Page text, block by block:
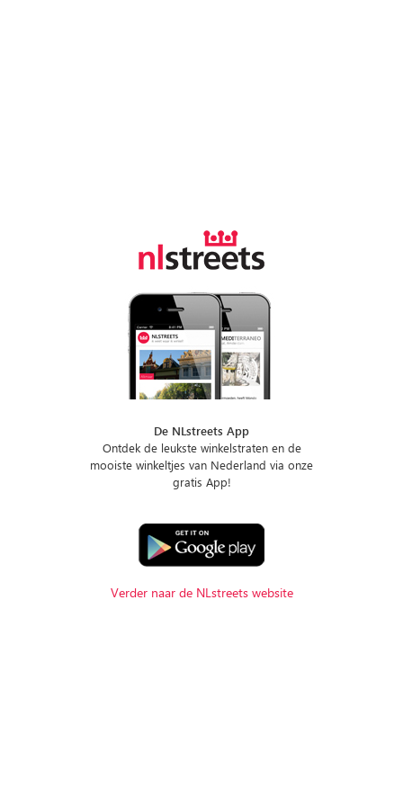
De NLstreets App
Ontdek de leukste winkelstraten en de
mooiste winkeltjes van Nederland via onze
gratis App!
Verder naar de NLstreets website